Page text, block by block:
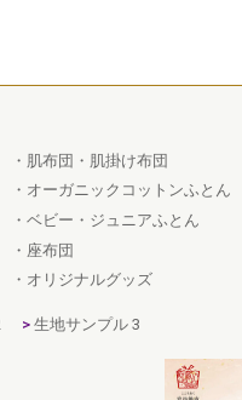
肌布団・肌掛け布団
オーガニックコットンふとん
ベビー・ジュニアふとん
座布団
オリジナルグッズ
生地サンプル 3